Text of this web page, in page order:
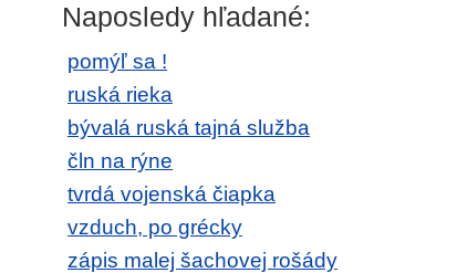
Naposledy hľadané:
pomýľ sa !
ruská rieka
bývalá ruská tajná služba
čln na rýne
tvrdá vojenská čiapka
vzduch, po grécky
zápis malej šachovej rošády